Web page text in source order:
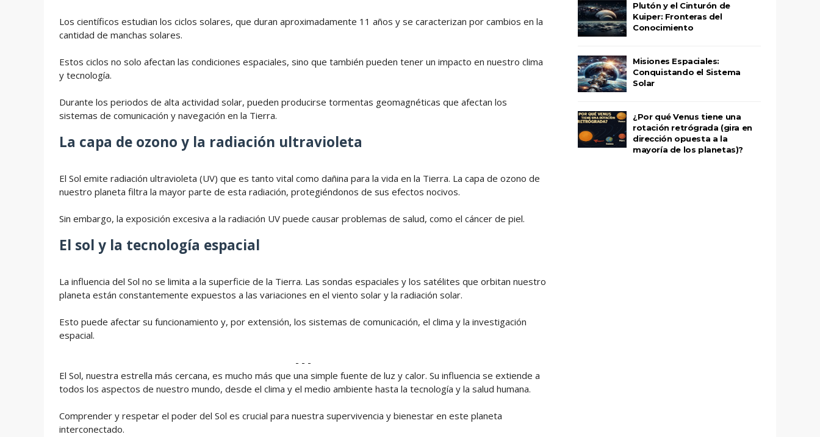
Los científicos estudian los ciclos solares, que duran aproximadamente 11 años y se caracterizan por cambios en la
cantidad de manchas solares.
Estos ciclos no solo afectan las condiciones espaciales, sino que también pueden tener un impacto en nuestro clima
y tecnología.
Durante los periodos de alta actividad solar, pueden producirse tormentas geomagnéticas que afectan los
sistemas de comunicación y navegación en la Tierra.
La capa de ozono y la radiación ultravioleta
El Sol emite radiación ultravioleta (UV) que es tanto vital como dañina para la vida en la Tierra. La capa de ozono de
nuestro planeta filtra la mayor parte de esta radiación, protegiéndonos de sus efectos nocivos.
Sin embargo, la exposición excesiva a la radiación UV puede causar problemas de salud, como el cáncer de piel.
El sol y la tecnología espacial
La influencia del Sol no se limita a la superficie de la Tierra. Las sondas espaciales y los satélites que orbitan nuestro
planeta están constantemente expuestos a las variaciones en el viento solar y la radiación solar.
Esto puede afectar su funcionamiento y, por extensión, los sistemas de comunicación, el clima y la investigación
espacial.
- - -
El Sol, nuestra estrella más cercana, es mucho más que una simple fuente de luz y calor. Su influencia se extiende a
todos los aspectos de nuestro mundo, desde el clima y el medio ambiente hasta la tecnología y la salud humana.
Comprender y respetar el poder del Sol es crucial para nuestra supervivencia y bienestar en este planeta
interconectado.
Plutón y el Cinturón de
Kuiper: Fronteras del
Conocimiento
Misiones Espaciales:
Conquistando el Sistema
Solar
¿Por qué Venus tiene una
rotación retrógrada (gira en
dirección opuesta a la
mayoría de los planetas)?